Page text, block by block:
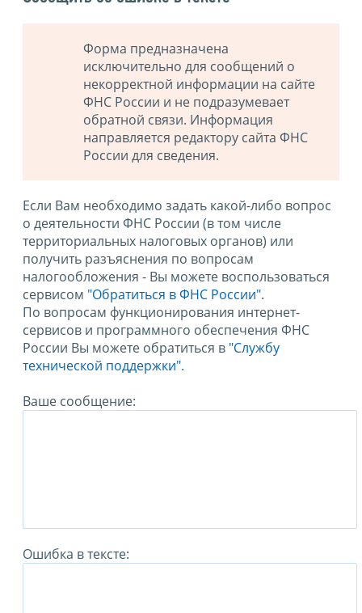
Форма предназначена
исключительно для сообщений о
некорректной информации на сайте
ФНС России и не подразумевает
обратной связи. Информация
направляется редактору сайта ФНС
России для сведения.
Если Вам необходимо задать какой-либо вопрос
о деятельности ФНС России (в том числе
территориальных налоговых органов) или
получить разъяснения по вопросам
налогообложения - Вы можете воспользоваться
сервисом "Обратиться в ФНС России".
По вопросам функционирования интернет-
сервисов и программного обеспечения ФНС
России Вы можете обратиться в "Службу
технической поддержки".
Ваше сообщение:
Ошибка в тексте: